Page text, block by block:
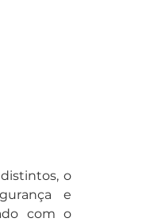
o
e
com o